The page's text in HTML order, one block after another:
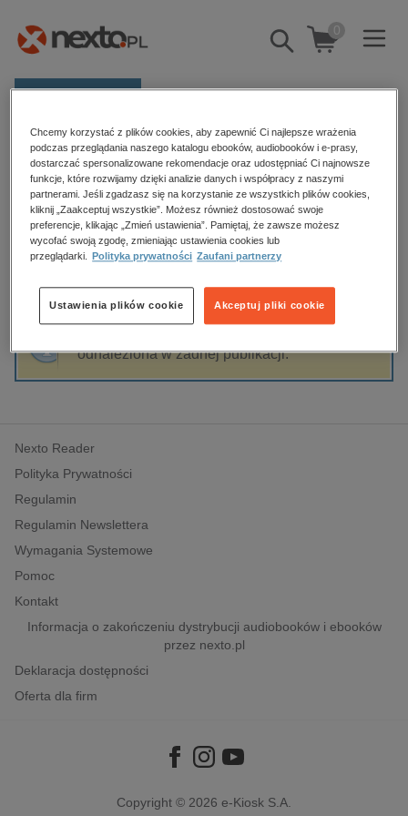
Pokaż/schowaj
wyszukiwarkę
0
Kategorie
Zobacz wszystkie E-prasa
budownictwo, aranżacja wnętrz
biznesowe, branżowe, gospodarka
dzienniki
edukacja
hobby, sport, rozrywka
komputery, internet, technologie, informatyka
polityka, społeczno-informacyjne
psychologiczne
inne
popularno-naukowe
historia
Strona główna Marcin Jacoby
Marcin Jacoby
Sortowanie Filtrowanie
odnaleziona w żadnej publikacji.
Nexto Reader
Polityka Prywatności
Regulamin
Regulamin Newslettera
Wymagania Systemowe
Pomoc
Kontakt
Informacja o zakończeniu dystrybucji audiobooków i ebooków
przez nexto.pl
Deklaracja dostępności
Oferta dla firm
Copyright © 2026 e-Kiosk S.A.
Chcemy korzystać z plików cookies, aby zapewnić Ci najlepsze wrażenia
podczas przeglądania naszego katalogu ebooków, audiobooków i e-prasy,
dostarczać spersonalizowane rekomendacje oraz udostępniać Ci najnowsze
funkcje, które rozwijamy dzięki analizie danych i współpracy z naszymi
partnerami. Jeśli zgadzasz się na korzystanie ze wszystkich plików cookies,
kliknij „Zaakceptuj wszystkie”. Możesz również dostosować swoje
preferencje, klikając „Zmień ustawienia”. Pamiętaj, że zawsze możesz
wycofać swoją zgodę, zmieniając ustawienia cookies lub
przeglądarki.
Polityka prywatności Zaufani partnerzy
Akceptuj pliki cookie
Ustawienia plików cookie